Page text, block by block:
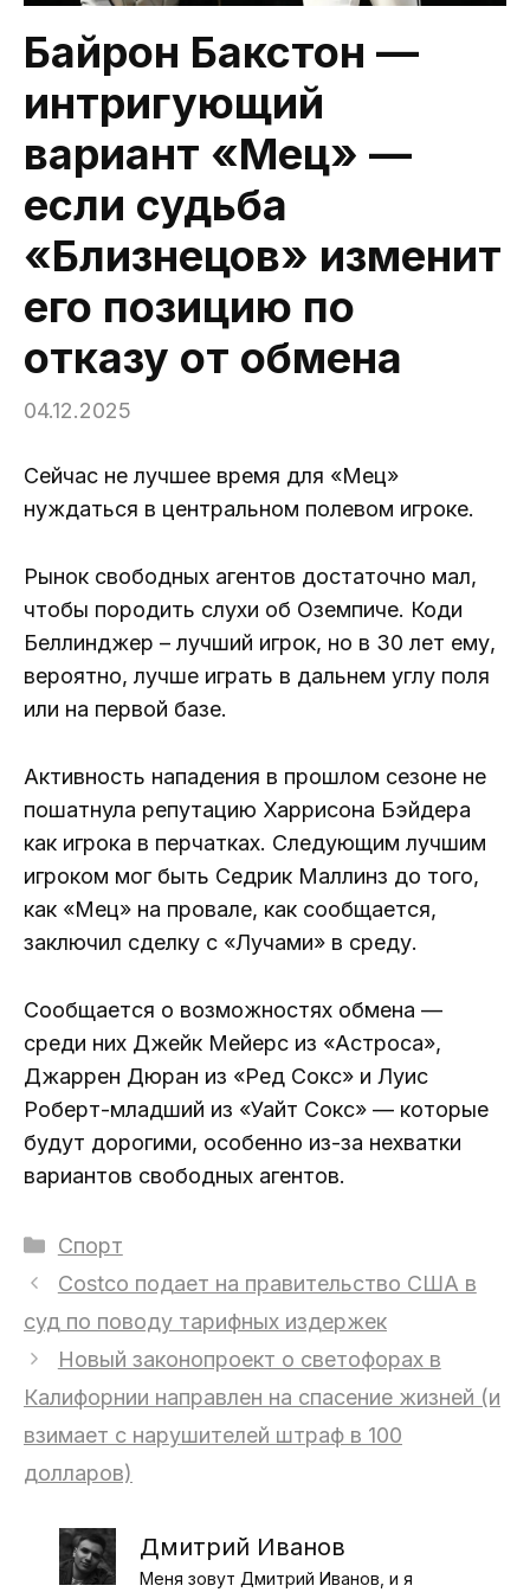
Байрон Бакстон —
интригующий
вариант «Мец» —
если судьба
«Близнецов» изменит
его позицию по
отказу от обмена
04.12.2025
Сейчас не лучшее время для «Мец»
нуждаться в центральном полевом игроке.
Рынок свободных агентов достаточно мал,
чтобы породить слухи об Оземпиче. Коди
Беллинджер – лучший игрок, но в 30 лет ему,
вероятно, лучше играть в дальнем углу поля
или на первой базе.
Активность нападения в прошлом сезоне не
пошатнула репутацию Харрисона Бэйдера
как игрока в перчатках. Следующим лучшим
игроком мог быть Седрик Маллинз до того,
как «Мец» на провале, как сообщается,
заключил сделку с «Лучами» в среду.
Сообщается о возможностях обмена —
среди них Джейк Мейерс из «Астроса»,
Джаррен Дюран из «Ред Сокс» и Луис
Роберт-младший из «Уайт Сокс» — которые
будут дорогими, особенно из-за нехватки
вариантов свободных агентов.
Рубрики
Спорт
Costco подает на правительство США в
суд по поводу тарифных издержек
Новый законопроект о светофорах в
Калифорнии направлен на спасение жизней (и
взимает с нарушителей штраф в 100
долларов)
Дмитрий Иванов
Меня зовут Дмитрий Иванов, и я